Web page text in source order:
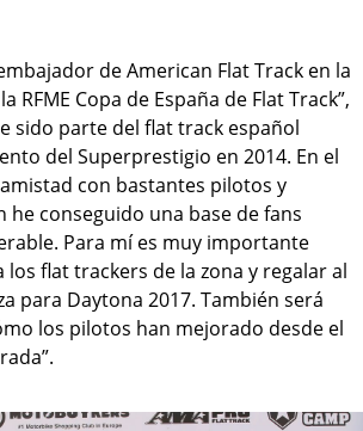
de American Flat Track en la
RFME Copa de España de Flat Track”,
sido parte del flat track español
del Superprestigio en 2014. En el
con bastantes pilotos y
he conseguido una base de fans
Para mí es muy importante
los flat trackers de la zona y regalar al
para Daytona 2017. También será
los pilotos han mejorado desde el